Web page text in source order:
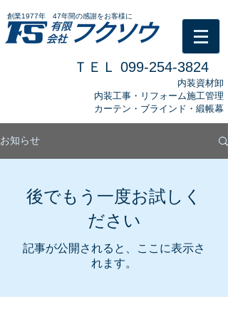
創業1977年 47年間の感謝をお客様に
ＴＥＬ 099-254-3824
​内装資材卸
​内装工事・リフォーム施工管理
カーテン・ブラインド・緞帳幕
お知らせ
後でもう一度お試しく
ださい
記事が公開されると、ここに表示さ
れます。